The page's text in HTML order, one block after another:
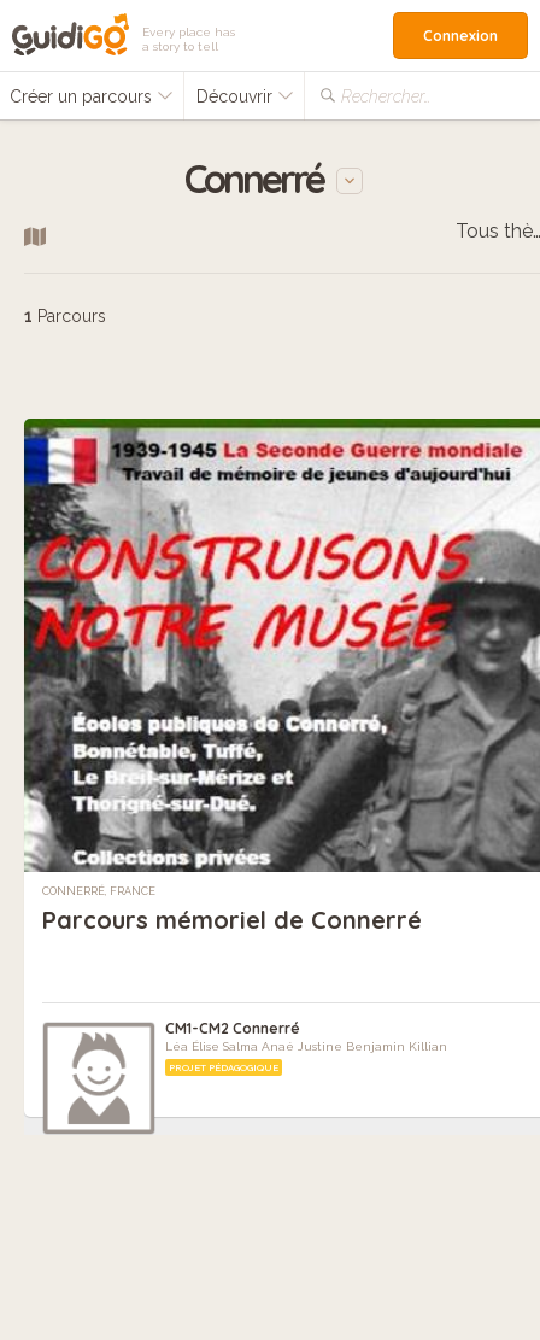
Every place has
a story to tell
Créer un parcours Découvrir Rechercher…
Connexion
Connerré
Tous thèmes
1 Parcours
CONNERRÉ, FRANCE
Parcours mémoriel de Connerré
CM1-CM2 Connerré
Léa Élise Salma Anaé Justine Benjamin Killian
PROJET PÉDAGOGIQUE